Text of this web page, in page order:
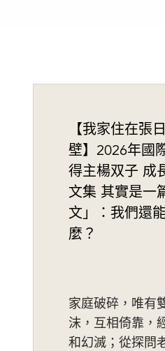
【我家住在張
壁】2026年國
得主楊双子 成
文集 其實是一
文」：我們還
麼？
家庭破碎，唯有
沫，互相倚靠，
和幻滅；從探問